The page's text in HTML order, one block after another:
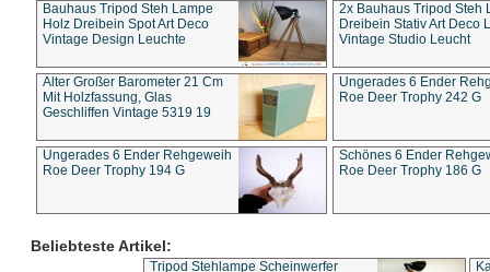
Bauhaus Tripod Steh Lampe
Holz Dreibein Spot Art Deco
Vintage Design Leuchte
2x Bauhaus Tripod Steh
Dreibein Stativ Art Deco
Vintage Studio Leucht
Alter Großer Barometer 21 Cm
Mit Holzfassung, Glas
Geschliffen Vintage 5319 19
Ungerades 6 Ender
Roe Deer Trophy 242 G
Ungerades 6 Ender Rehgeweih
Roe Deer Trophy 194 G
Schönes 6 Ender
Roe Deer Trophy 186 G
Beliebteste Artikel:
Tripod Stehlampe Scheinwerfer